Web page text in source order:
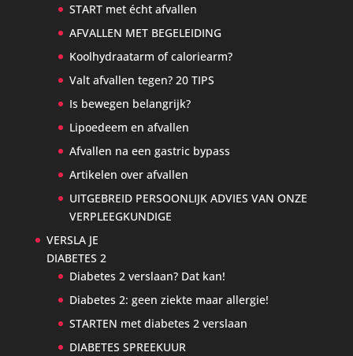
START met écht afvallen
AFVALLEN MET BEGELEIDING
Koolhydraatarm of caloriearm?
Valt afvallen tegen? 20 TIPS
Is bewegen belangrijk?
Lipoedeem en afvallen
Afvallen na een gastric bypass
Artikelen over afvallen
UITGEBREID PERSOONLIJK ADVIES VAN ONZE
VERPLEEGKUNDIGE
VERSLA JE
DIABETES 2
Diabetes 2 verslaan? Dat kan!
Diabetes 2: geen ziekte maar allergie!
STARTEN met diabetes 2 verslaan
DIABETES SPREEKUUR